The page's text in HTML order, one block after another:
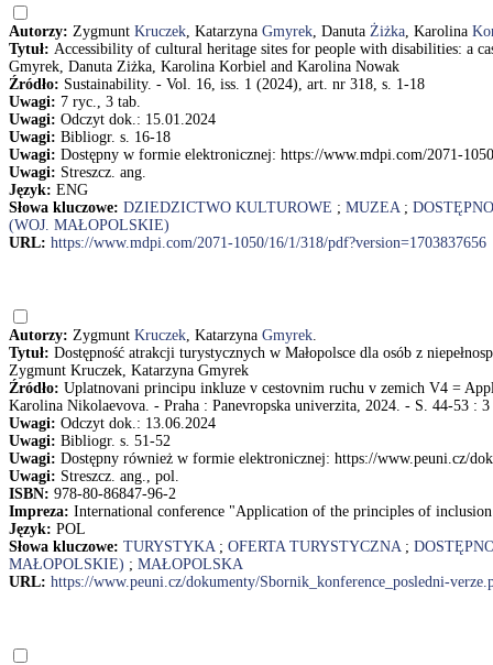
Autorzy: Zygmunt Kruczek, Katarzyna Gmyrek, Danuta Żiżka, Karolina
Tytuł: Accessibility of cultural heritage sites for people with disabilities: a
Gmyrek, Danuta Ziżka, Karolina Korbiel and Karolina Nowak
Źródło: Sustainability. - Vol. 16, iss. 1 (2024), art. nr 318, s. 1-18
Uwagi: 7 ryc., 3 tab.
Uwagi: Odczyt dok.: 15.01.2024
Uwagi: Bibliogr. s. 16-18
Uwagi: Dostępny w formie elektronicznej: https://www.mdpi.com/2071-
Uwagi: Streszcz. ang.
Język: ENG
Słowa kluczowe: DZIEDZICTWO KULTUROWE ; MUZEA;
(WOJ. MAŁOPOLSKIE)
URL: https://www.mdpi.com/2071-1050/16/1/318/pdf?version=1703837656
Autorzy: Zygmunt Kruczek, Katarzyna Gmyrek.
Tytuł: Dostępność atrakcji turystycznych w Małopolsce dla osób z
Zygmunt Kruczek, Katarzyna Gmyrek
Źródło: Uplatnovani principu inkluze v cestovnim ruchu v zemich V4 =
Karolina Nikolaevova. - Praha : Panevropska univerzita, 2024. - S. 44-53 :
Uwagi: Odczyt dok.: 13.06.2024
Uwagi: Bibliogr. s. 51-52
Uwagi: Dostępny również w formie elektronicznej: https://www.peuni.cz/
Uwagi: Streszcz. ang., pol.
ISBN: 978-80-86847-96-2
Impreza: International conference "Application of the principles of
Język: POL
Słowa kluczowe: TURYSTYKA; OFERTA TURYSTYCZNA;
MAŁOPOLSKIE) ; MAŁOPOLSKA
URL: https://www.peuni.cz/dokumenty/Sbornik_konference_posledni-